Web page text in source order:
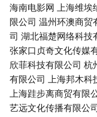
海南电影网 上海维
限公司 温州环澳商贸
司 湖北福楚网络科技
张家口贞奇文化传媒
欣菲科技有限公司 杭
有限公司 上海邦木科
上海跬步离商贸有限
艺远文化传播有限公